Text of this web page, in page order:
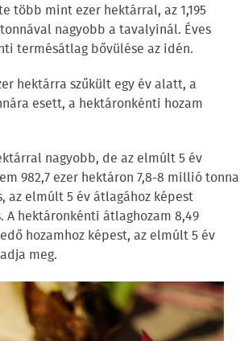
több mint ezer hektárral, az 1,195
nagyobb a tavalyinál. Éves
termésátlag bővülése az idén.
hektárra szűkült egy év alatt, a
esett, a hektáronkénti hozam
nagyobb, de az elmúlt 5 év
982,7 ezer hektáron 7,8-8 millió tonna
az elmúlt 5 év átlagához képest
A hektáronkénti átlaghozam 8,49
hozamhoz képest, az elmúlt 5 év
meg.